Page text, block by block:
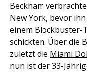
Beckham
New York, bevor
einem Blockbuster-
schickten. Über die
zuletzt die Miami
nun ist der 33-